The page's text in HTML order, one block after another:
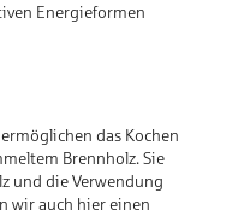
Energieformen
das Kochen
Brennholz. Sie
und die Verwendung
wir auch hier einen